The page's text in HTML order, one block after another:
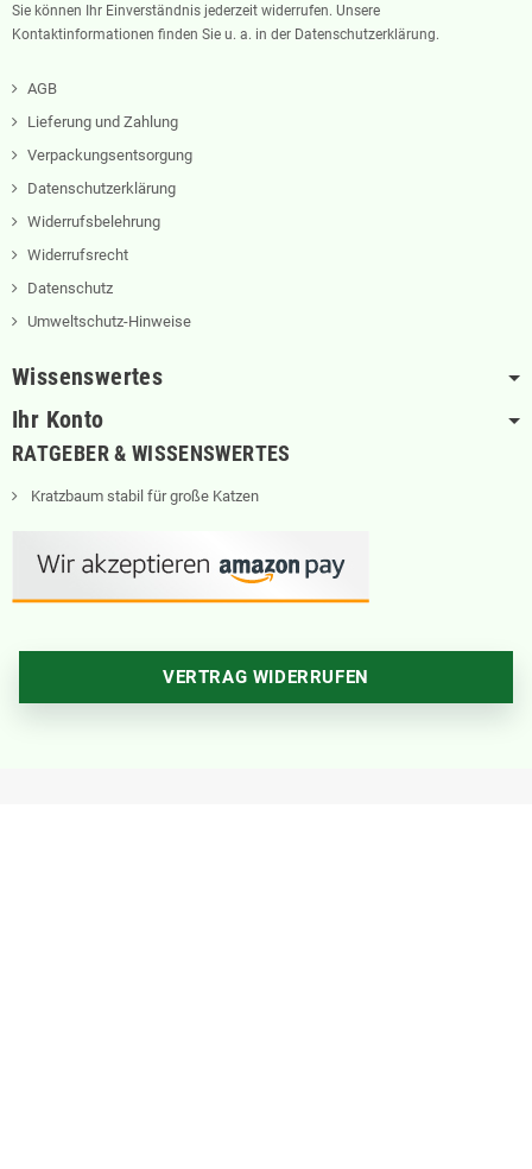
Sie können Ihr Einverständnis jederzeit widerrufen. Unsere
Kontaktinformationen finden Sie u. a. in der Datenschutzerklärung.
AGB
Lieferung und Zahlung
Verpackungsentsorgung
Datenschutzerklärung
Widerrufsbelehrung
Widerrufsrecht
Datenschutz
Umweltschutz-Hinweise
Wissenswertes
Ihr Konto
RATGEBER & WISSENSWERTES
Kratzbaum stabil für große Katzen
VERTRAG WIDERRUFEN